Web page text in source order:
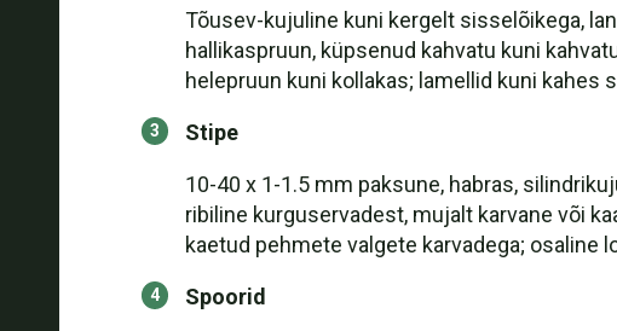
Tõusev-kujuline kuni kergelt sisselõikega,
hallikaspruun, küpsenud kahvatu kuni
helepruun kuni kollakas; lamellid kuni kahes
Stipe
10-40 x 1-1.5 mm paksune, habras,
ribiline kurguservadest, mujalt karvane või
kaetud pehmete valgete karvadega; osaline
Spoorid